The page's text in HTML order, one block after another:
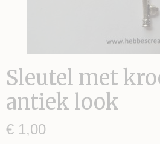
Sleutel met
antiek look
€ 1,00
MAKEN